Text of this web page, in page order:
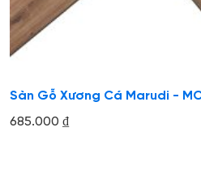
Sàn Gỗ Xương Cá Marudi -
685.000 ₫